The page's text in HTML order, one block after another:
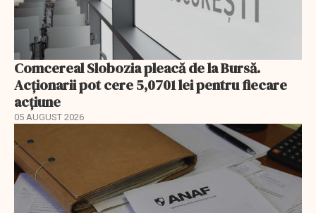
Comcereal Slobozia pleacă de la Bursă.
Acționarii pot cere 5,0701 lei pentru fiecare
acțiune
05 AUGUST 2026